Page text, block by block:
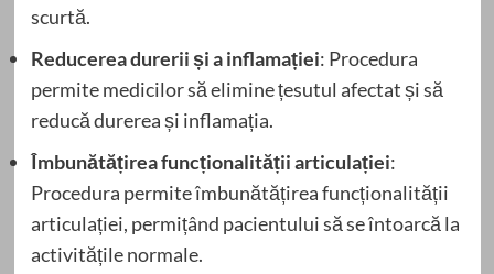
scurtă.
Reducerea durerii și a inflamației: Procedura
permite medicilor să elimine țesutul afectat și să
reducă durerea și inflamația.
Îmbunătățirea funcționalității articulației:
Procedura permite îmbunătățirea funcționalității
articulației, permițând pacientului să se întoarcă la
activitățile normale.